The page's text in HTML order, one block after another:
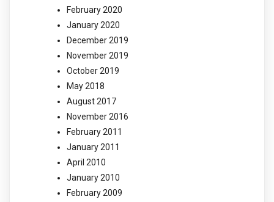
February 2020
January 2020
December 2019
November 2019
October 2019
May 2018
August 2017
November 2016
February 2011
January 2011
April 2010
January 2010
February 2009